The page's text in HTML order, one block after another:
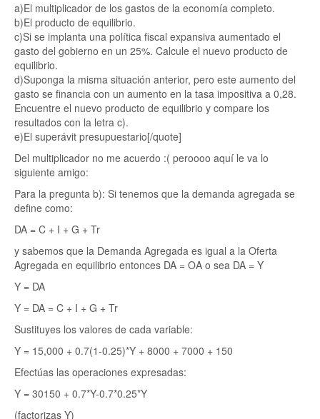
a)El multiplicador de los gastos de la economía completo.
b)El producto de equilibrio.
c)Si se implanta una política fiscal expansiva aumentado el
gasto del gobierno en un 25%. Calcule el nuevo producto de
equilibrio.
d)Suponga la misma situación anterior, pero este aumento del
gasto se financia con un aumento en la tasa impositiva a 0,28.
Encuentre el nuevo producto de equilibrio y compare los
resultados con la letra c).
e)El superávit presupuestario[/quote]
Del multiplicador no me acuerdo :( peroooo aquí le va lo
siguiente amigo:
Para la pregunta b): Si tenemos que la demanda agregada se
define como:
DA = C + I + G + Tr
y sabemos que la Demanda Agregada es igual a la Oferta
Agregada en equilibrio entonces DA = OA o sea DA = Y
Y = DA
Y = DA = C + I + G + Tr
Sustituyes los valores de cada variable:
Y = 15,000 + 0.7(1-0.25)*Y + 8000 + 7000 + 150
Efectúas las operaciones expresadas:
Y = 30150 + 0.7*Y-0.7*0.25*Y
(factorizas Y)